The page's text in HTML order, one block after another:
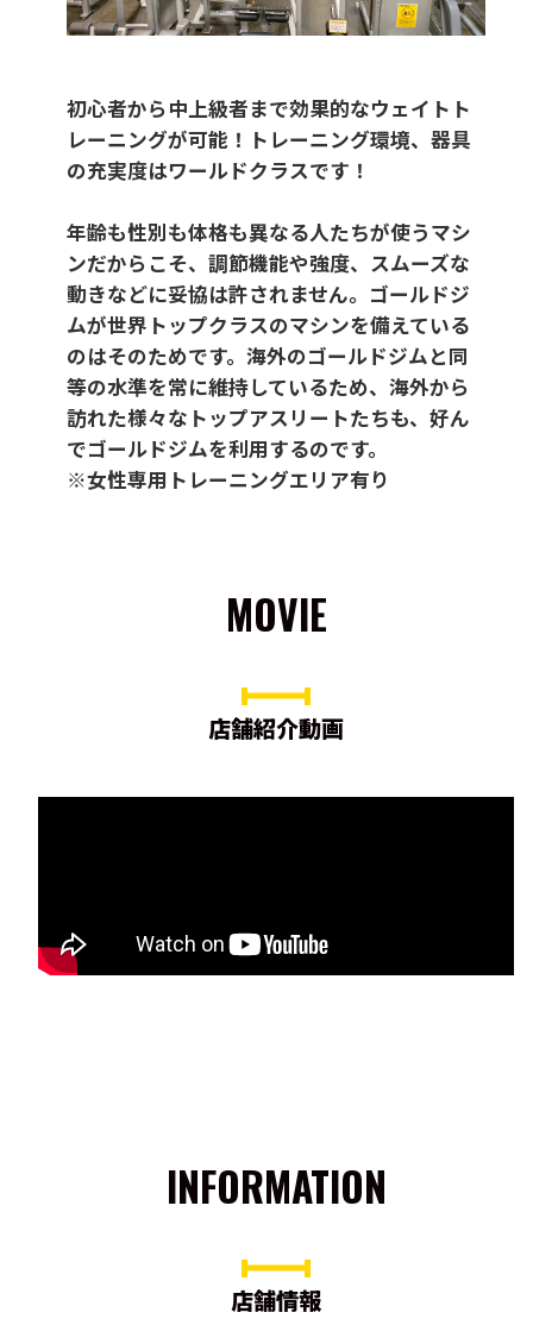
初心者から中上級者まで効果的なウェイトト
レーニングが可能！トレーニング環境、器具
の充実度はワールドクラスです！
年齢も性別も体格も異なる人たちが使うマシ
ンだからこそ、調節機能や強度、スムーズな
動きなどに妥協は許されません。ゴールドジ
ムが世界トップクラスのマシンを備えている
のはそのためです。海外のゴールドジムと同
等の水準を常に維持しているため、海外から
訪れた様々なトップアスリートたちも、好ん
でゴールドジムを利用するのです。
※女性専用トレーニングエリア有り
MOVIE
店舗紹介動画
INFORMATION
店舗情報